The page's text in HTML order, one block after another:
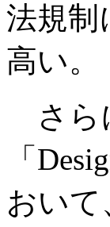
法規制
高い。
さら
「
おい